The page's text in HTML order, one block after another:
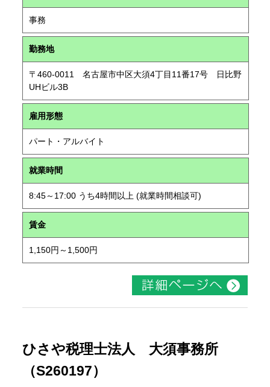
事務
勤務地
〒460-0011 名古屋市中区大須4丁目11番17号 日比野
UHビル3B
雇用形態
パート・アルバイト
就業時間
8:45～17:00 うち4時間以上 (就業時間相談可)
賃金
1,150円～1,500円
ひさや税理士法人 大須事務所
（S260197）